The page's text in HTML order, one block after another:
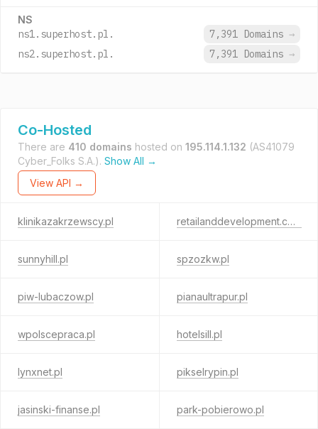
NS
ns1.superhost.pl. 7,391 Domains →
ns2.superhost.pl.
7,391 Domains →
Co-Hosted
There are 410 domains hosted on 195.114.1.132 (AS41079
Cyber_Folks S.A.). Show All →
View API →
klinikazakrzewscy.pl retailanddevelopment.com
sunnyhill.pl spzozkw.pl
piw-lubaczow.pl pianaultrapur.pl
wpolscepraca.pl hotelsill.pl
lynxnet.pl pikselrypin.pl
jasinski-finanse.pl park-pobierowo.pl